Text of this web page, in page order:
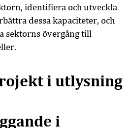
identifiera och utveckla
dessa kapaciteter, och
sektorns övergång till
i utlysning
i